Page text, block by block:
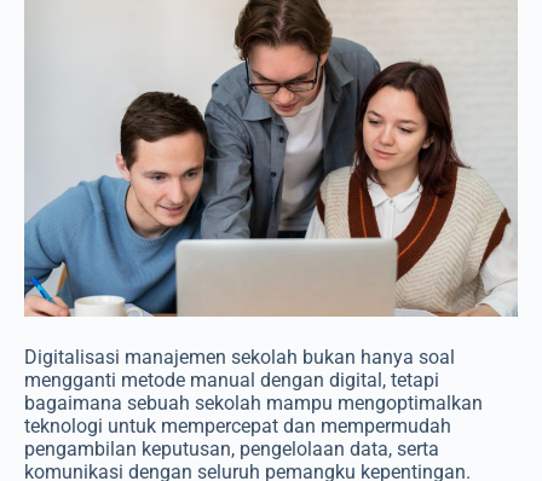
Digitalisasi manajemen sekolah bukan hanya soal
mengganti metode manual dengan digital, tetapi
bagaimana sebuah sekolah mampu mengoptimalkan
teknologi untuk mempercepat dan mempermudah
pengambilan keputusan, pengelolaan data, serta
komunikasi dengan seluruh pemangku kepentingan.